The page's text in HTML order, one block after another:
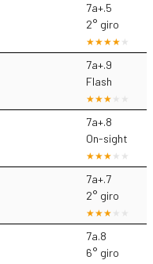
7a+.5
2° giro
7a+.9
Flash
7a+.8
On-sight
7a+.7
2° giro
7a.8
6° giro